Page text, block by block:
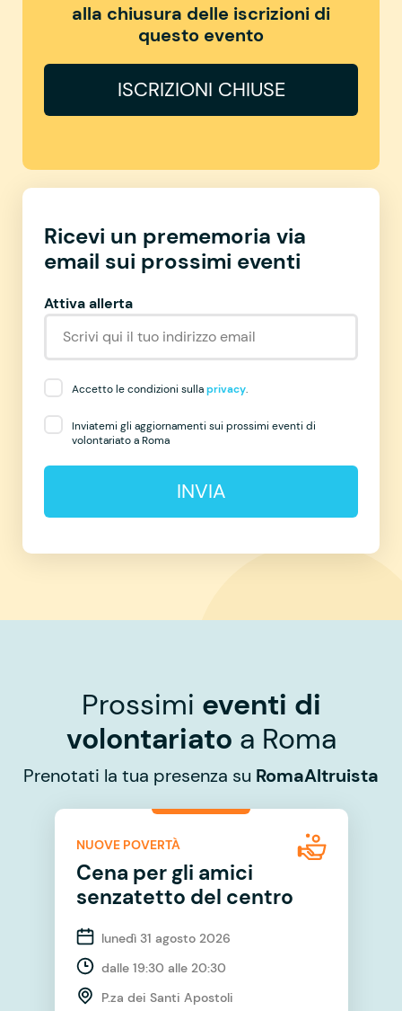
alla chiusura delle iscrizioni di
questo evento
ISCRIZIONI CHIUSE
Ricevi un prememoria via
email sui prossimi eventi
Attiva allerta
Accetto le condizioni sullaprivacy.
Inviatemi gli aggiornamenti sui prossimi eventi di
volontariato a Roma
INVIA
Prossimi eventi di
volontariato a Roma
Prenotati la tua presenza su RomaAltruista
NUOVE POVERTÀ
Cena per gli amici
senzatetto del centro
lunedì 31 agosto 2026
dalle 19:30 alle 20:30
P.za dei Santi Apostoli